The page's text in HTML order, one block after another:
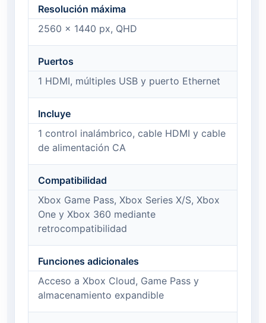
Resolución máxima
2560 x 1440 px, QHD
Puertos
1 HDMI, múltiples USB y puerto Ethernet
Incluye
1 control inalámbrico, cable HDMI y cable
de alimentación CA
Compatibilidad
Xbox Game Pass, Xbox Series X/S, Xbox
One y Xbox 360 mediante
retrocompatibilidad
Funciones adicionales
Acceso a Xbox Cloud, Game Pass y
almacenamiento expandible